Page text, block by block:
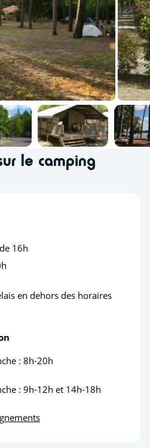
le camping
16h
en dehors des horaires
: 8h-20h
: 9h-12h et 14h-18h